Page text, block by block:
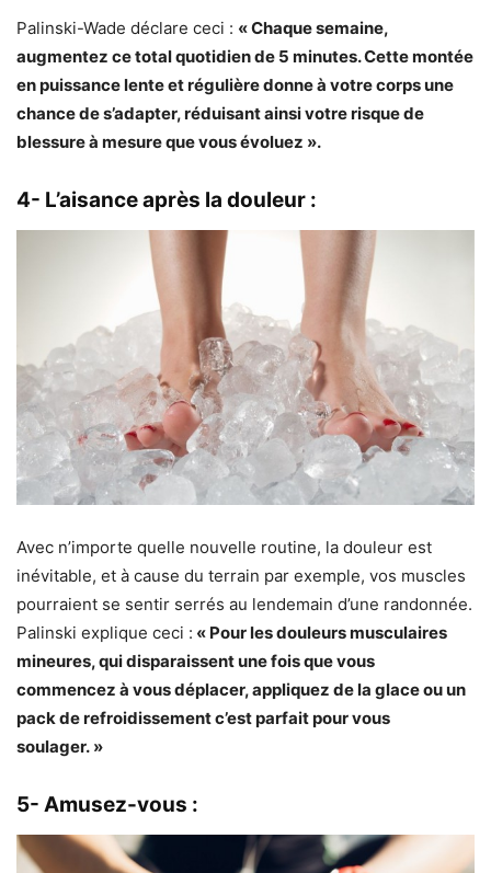
Palinski-Wade déclare ceci : « Chaque semaine,
augmentez ce total quotidien de 5 minutes. Cette montée
en puissance lente et régulière donne à votre corps une
chance de s’adapter, réduisant ainsi votre risque de
blessure à mesure que vous évoluez ».
4- L’aisance après la douleur :
Avec n’importe quelle nouvelle routine, la douleur est
inévitable, et à cause du terrain par exemple, vos muscles
pourraient se sentir serrés au lendemain d’une randonnée.
Palinski explique ceci : « Pour les douleurs musculaires
mineures, qui disparaissent une fois que vous
commencez à vous déplacer, appliquez de la glace ou un
pack de refroidissement c’est parfait pour vous
soulager. »
5- Amusez-vous :